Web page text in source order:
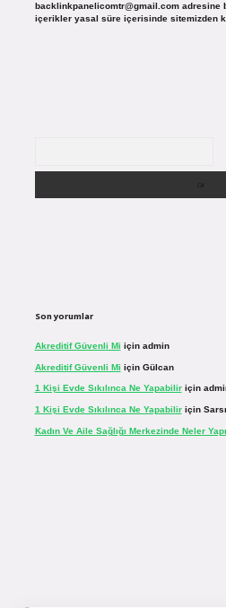
backlinkpanelicomtr@gmail.comadresine
içerikler yasal süre içerisinde sitemizden
Son yorumlar
Akreditif Güvenli Mi için admin
Akreditif Güvenli Mi için Gülcan
1 Kişi Evde Sıkılınca Ne Yapabiliriçin
1 Kişi Evde Sıkılınca Ne Yapabiliriçin
Kadın Ve Aile Sağlığı Merkezinde Neler